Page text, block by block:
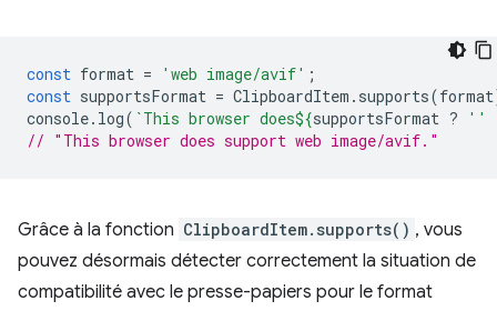
const format = 'web image/avif' ;
const supportsFormat = ClipboardItem . supports(format
console. log( `This browser does${supportsFormat ? ''
// "This browser does support web image/avif."
Grâce à la fonction ClipboardItem.supports() , vous
pouvez désormais détecter correctement la situation de
compatibilité avec le presse-papiers pour le format